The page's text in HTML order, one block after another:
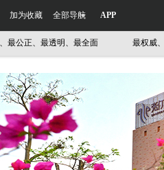
加为收藏 全部导航 APP
正、最透明、最全面 最权威、最